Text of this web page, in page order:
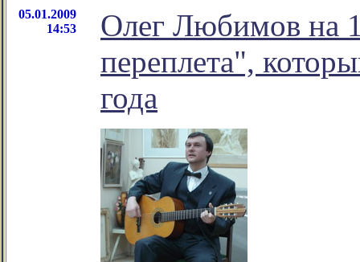
05.01.2009
14:53
Олег Любимов на
переплета",
года